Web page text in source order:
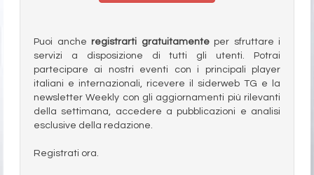
Puoi anche registrarti gratuitamenteper sfruttare i
servizi a disposizione di tutti gli utenti. Potrai
partecipare ai nostri eventi con i principali player
italiani e internazionali, ricevere il siderweb TG e la
newsletter Weekly con gli aggiornamenti più rilevanti
della settimana, accedere a pubblicazioni e analisi
esclusive della redazione.
Registrati ora.